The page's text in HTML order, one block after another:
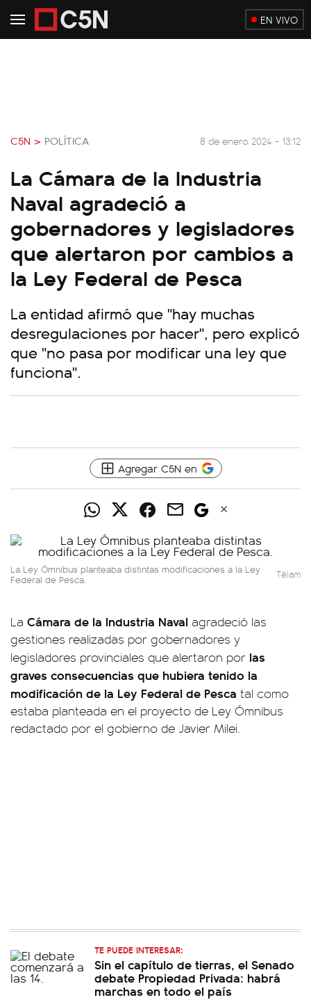
EN VIVO
C5N > POLÍTICA 8 de enero 2024 - 13:12
La Cámara de la Industria
Naval agradeció a
gobernadores y legisladores
que alertaron por cambios a
la Ley Federal de Pesca
La entidad afirmó que "hay muchas
desregulaciones por hacer", pero explicó
que "no pasa por modificar una ley que
funciona".
Agregar C5N en
La Ley Ómnibus planteaba distintas modificaciones a la Ley
Federal de Pesca. Télam
La Cámara de la Industria Naval agradeció las
gestiones realizadas por gobernadores y
legisladores provinciales que alertaron por las
graves consecuencias que hubiera tenido la
modificación de la Ley Federal de Pesca tal como
estaba planteada en el proyecto de Ley Ómnibus
redactado por el gobierno de Javier Milei.
TE PUEDE INTERESAR:
Sin el capítulo de tierras, el Senado
debate Propiedad Privada: habrá
marchas en todo el país